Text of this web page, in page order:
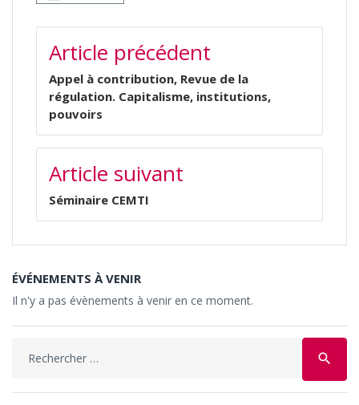
NAVIGATION
DE
L’ARTICLE
Article précédent
Appel à contribution, Revue de la
régulation. Capitalisme, institutions,
pouvoirs
Article suivant
Séminaire CEMTI
ÉVÉNEMENTS À VENIR
Il n'y a pas évènements à venir en ce moment.
search